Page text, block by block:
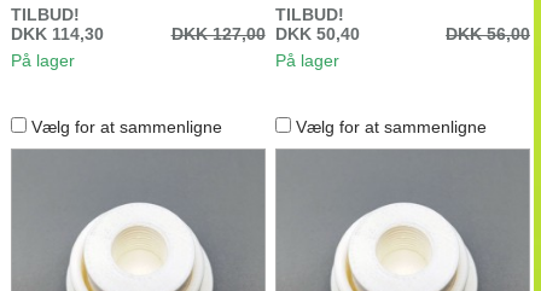
TILBUD!
DKK 114,30
DKK 127,00
På lager
TILBUD!
DKK 50,40
DKK 56,00
På lager
Vælg for at sammenligne Vælg for at sammenligne